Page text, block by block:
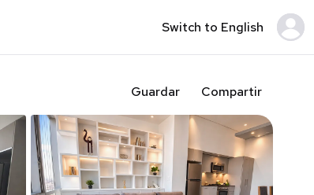
Switch to English
Guardar Compartir